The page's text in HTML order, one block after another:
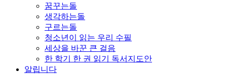
꿈꾸는돌
생각하는돌
구르는돌
청소년이 읽는 우리 수필
세상을 바꾼 큰 걸음
한 학기 한 권 읽기 독서지도안
알립니다